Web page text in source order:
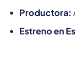
Productora:
Estreno en